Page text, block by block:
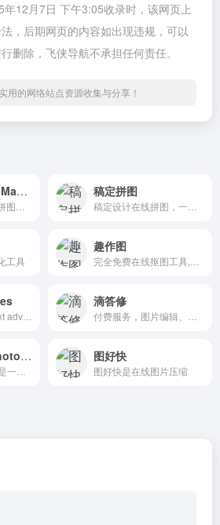
12月7日 下午3:05收录时，该网页上
，后期网页的内容如出现违规，可以
删除，飞侠导航不承担任何责任。
用的网络站点资源收集与分享！
Photo Collage Maker 稿定拼图
工具
趣作图
滴答修
Restore Old Photos.io 图好快
图好快是在线图片压缩